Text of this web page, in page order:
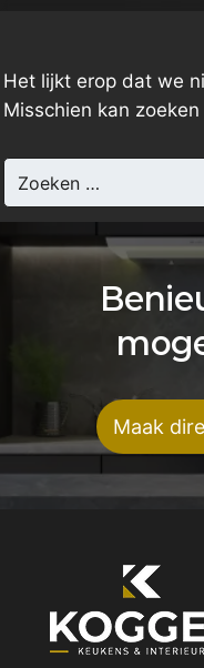
Het lijkt erop dat we
Misschien kan
Maak